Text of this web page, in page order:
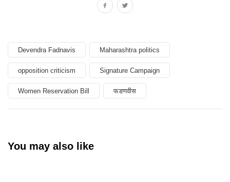
Devendra Fadnavis Maharashtra politics
opposition criticism Signature Campaign
Women Reservation Bill फडणवीस
You may also like